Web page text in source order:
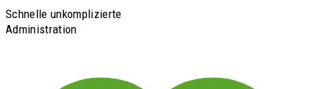
Schnelle unkomplizierte
Administration